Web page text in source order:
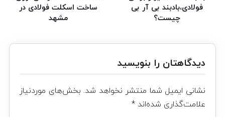
فولادی،بادبند بی آر بی
چیست؟
ساخت اسکلت فولادی در
مشهد
دیدگاهتان را بنویسید
نشانی ایمیل شما منتشر نخواهد شد. بخش‌های موردنیاز
علامت‌گذاری شده‌اند *